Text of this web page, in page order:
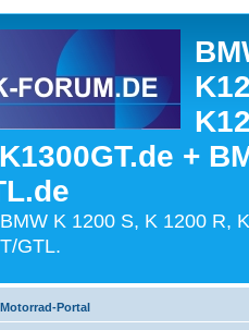
+
K 1200 S, K 1200 R,
GTL.
Portal